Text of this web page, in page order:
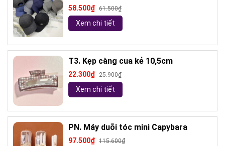
58.500₫ 61.500₫
Xem chi tiết
T3. Kẹp càng cua kẻ 10,5cm
22.300₫ 25.900₫
Xem chi tiết
PN. Máy duỗi tóc mini Capybara
97.500₫ 115.600₫